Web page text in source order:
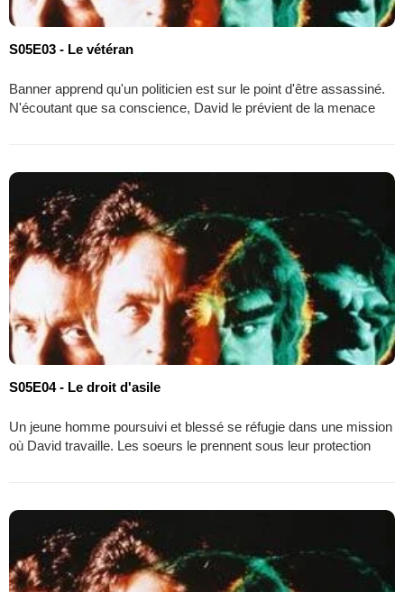
S05E03 - Le vétéran
Banner apprend qu'un politicien est sur le point d'être assassiné.
N'écoutant que sa conscience, David le prévient de la menace
S05E04 - Le droit d'asile
Un jeune homme poursuivi et blessé se réfugie dans une mission
où David travaille. Les soeurs le prennent sous leur protection